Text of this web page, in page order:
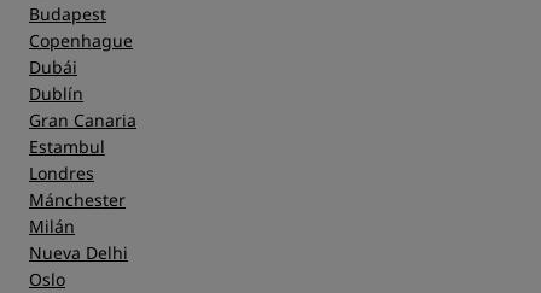
Budapest
Copenhague
Dubái
Dublín
Gran Canaria
Estambul
Londres
Mánchester
Milán
Nueva Delhi
Oslo